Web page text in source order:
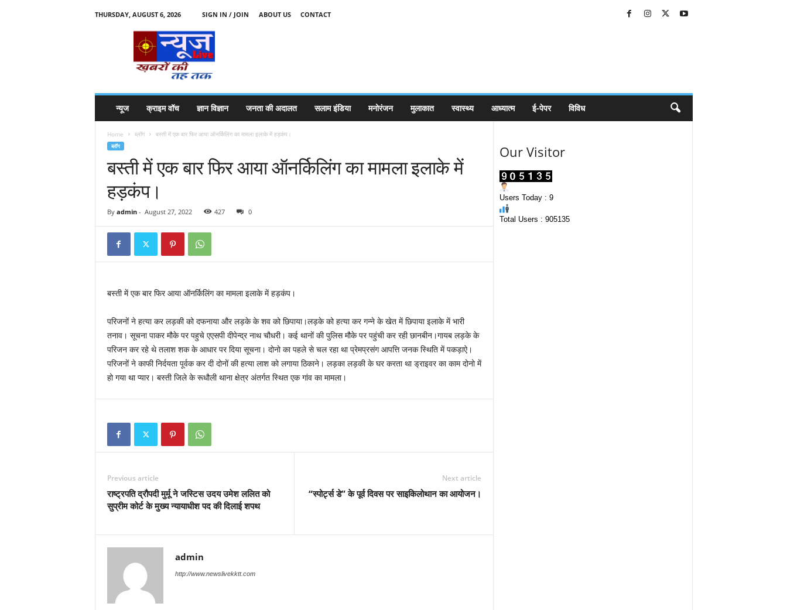
THURSDAY, AUGUST 6, 2026 SIGN IN / JOIN ABOUT US
CONTACT
न्यूज क्राइम वॉच ज्ञान विज्ञान जनता की अदालत सलाम इंडिया मनोरंजन मुलाकात स्वास्थ्य आध्यात्म ई-पेपर विविध
Home ब्लॉग बस्ती में एक बार फिर आया ऑनर्किलिंग का मामला इलाके में हड़कंप।
ब्लॉग
बस्ती में एक बार फिर आया ऑनर्किलिंग का मामला इलाके में
हड़कंप।
By admin- August 27, 2022 427 0
बस्ती में एक बार फिर आया ऑनर्किलिंग का मामला इलाके में हड़कंप।
परिजनों ने हत्या कर लड़की को दफनाया और लड़के के शव को छिपाया।लड़के को हत्या कर गन्ने के खेत में छिपाया इलाके में भारी
तनाव। सूचना पाकर मौके पर पहुचे एएसपी दीपेन्द्र नाथ चौधरी। कई थानों की पुलिस मौके पर पहुंची कर रही छानबीन।गायब लड़के के
परिजन कर रहे थे तलाश शक के आधार पर दिया सूचना। दोनो का पहले से चल रहा था प्रेमप्रसंग आपत्ति जनक स्थिति में पकड़ाऐ।
परिजनों ने काफी निर्दयता पूर्वक कर दी दोनों की हत्या लाश को लगाया ठिकाने। लड़का लड़की के घर करता था ड्राइवर का काम दोनो में
हो गया था प्यार। बस्ती जिले के रूधौली थाना क्षेत्र अंतर्गत स्थित एक गांव का मामला।
Previous article
राष्ट्रपति द्रौपदी मुर्मू ने जस्टिस उदय उमेश ललित को
सुप्रीम कोर्ट के मुख्य न्यायाधीश पद की दिलाई शपथ
Next article
“स्पोर्ट्स डे” के पूर्व दिवस पर साइकिलोथान का आयोजन।
admin
http://www.newslivekktt.com
Our Visitor
Users Today : 9
Total Users : 905135